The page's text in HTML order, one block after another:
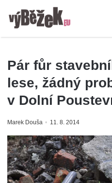
Pár fůr
lese, žádný
v Dolní
Marek Douša 11. 8. 2014